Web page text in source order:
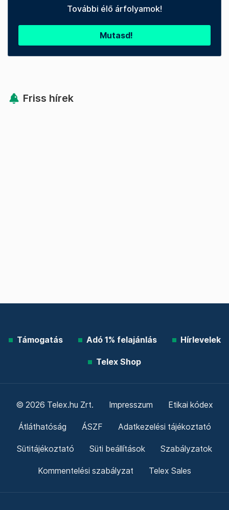
További élő árfolyamok!
Mutasd!
Friss hírek
Támogatás Adó 1% felajánlás Hírlevelek
Telex Shop
© 2026 Telex.hu Zrt. Impresszum Etikai kódex
Átláthatóság ÁSZF Adatkezelési tájékoztató
Sütitájékoztató Süti beállítások Szabályzatok
Kommentelési szabályzat Telex Sales